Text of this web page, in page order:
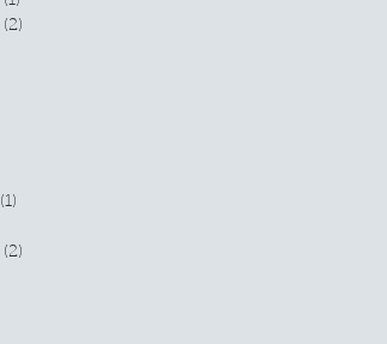
(2)
(1)
(2)